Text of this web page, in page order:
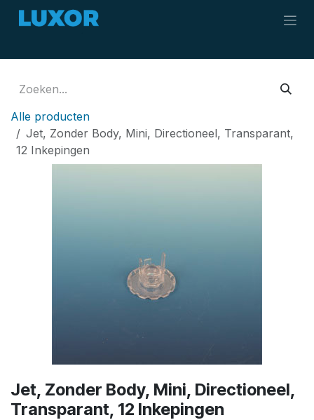
Overslaan naar inhoud
Alle producten
Jet, Zonder Body, Mini, Directioneel, Transparant,
12 Inkepingen
Jet, Zonder Body, Mini, Directioneel,
Transparant, 12 Inkepingen